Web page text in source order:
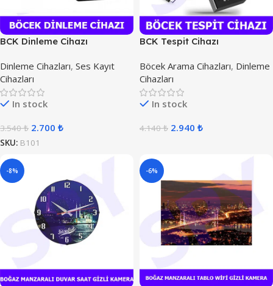
BCK Dinleme Cihazı
Dinleme Cihazları, Ses Kayıt
Cihazları
In stock
3.540₺ 2.700 ₺
SKU: B101
BCK Tespit Cihazı
Böcek Arama Cihazları, Dinleme
Cihazları
In stock
4.140₺ 2.940 ₺
-8% -6%